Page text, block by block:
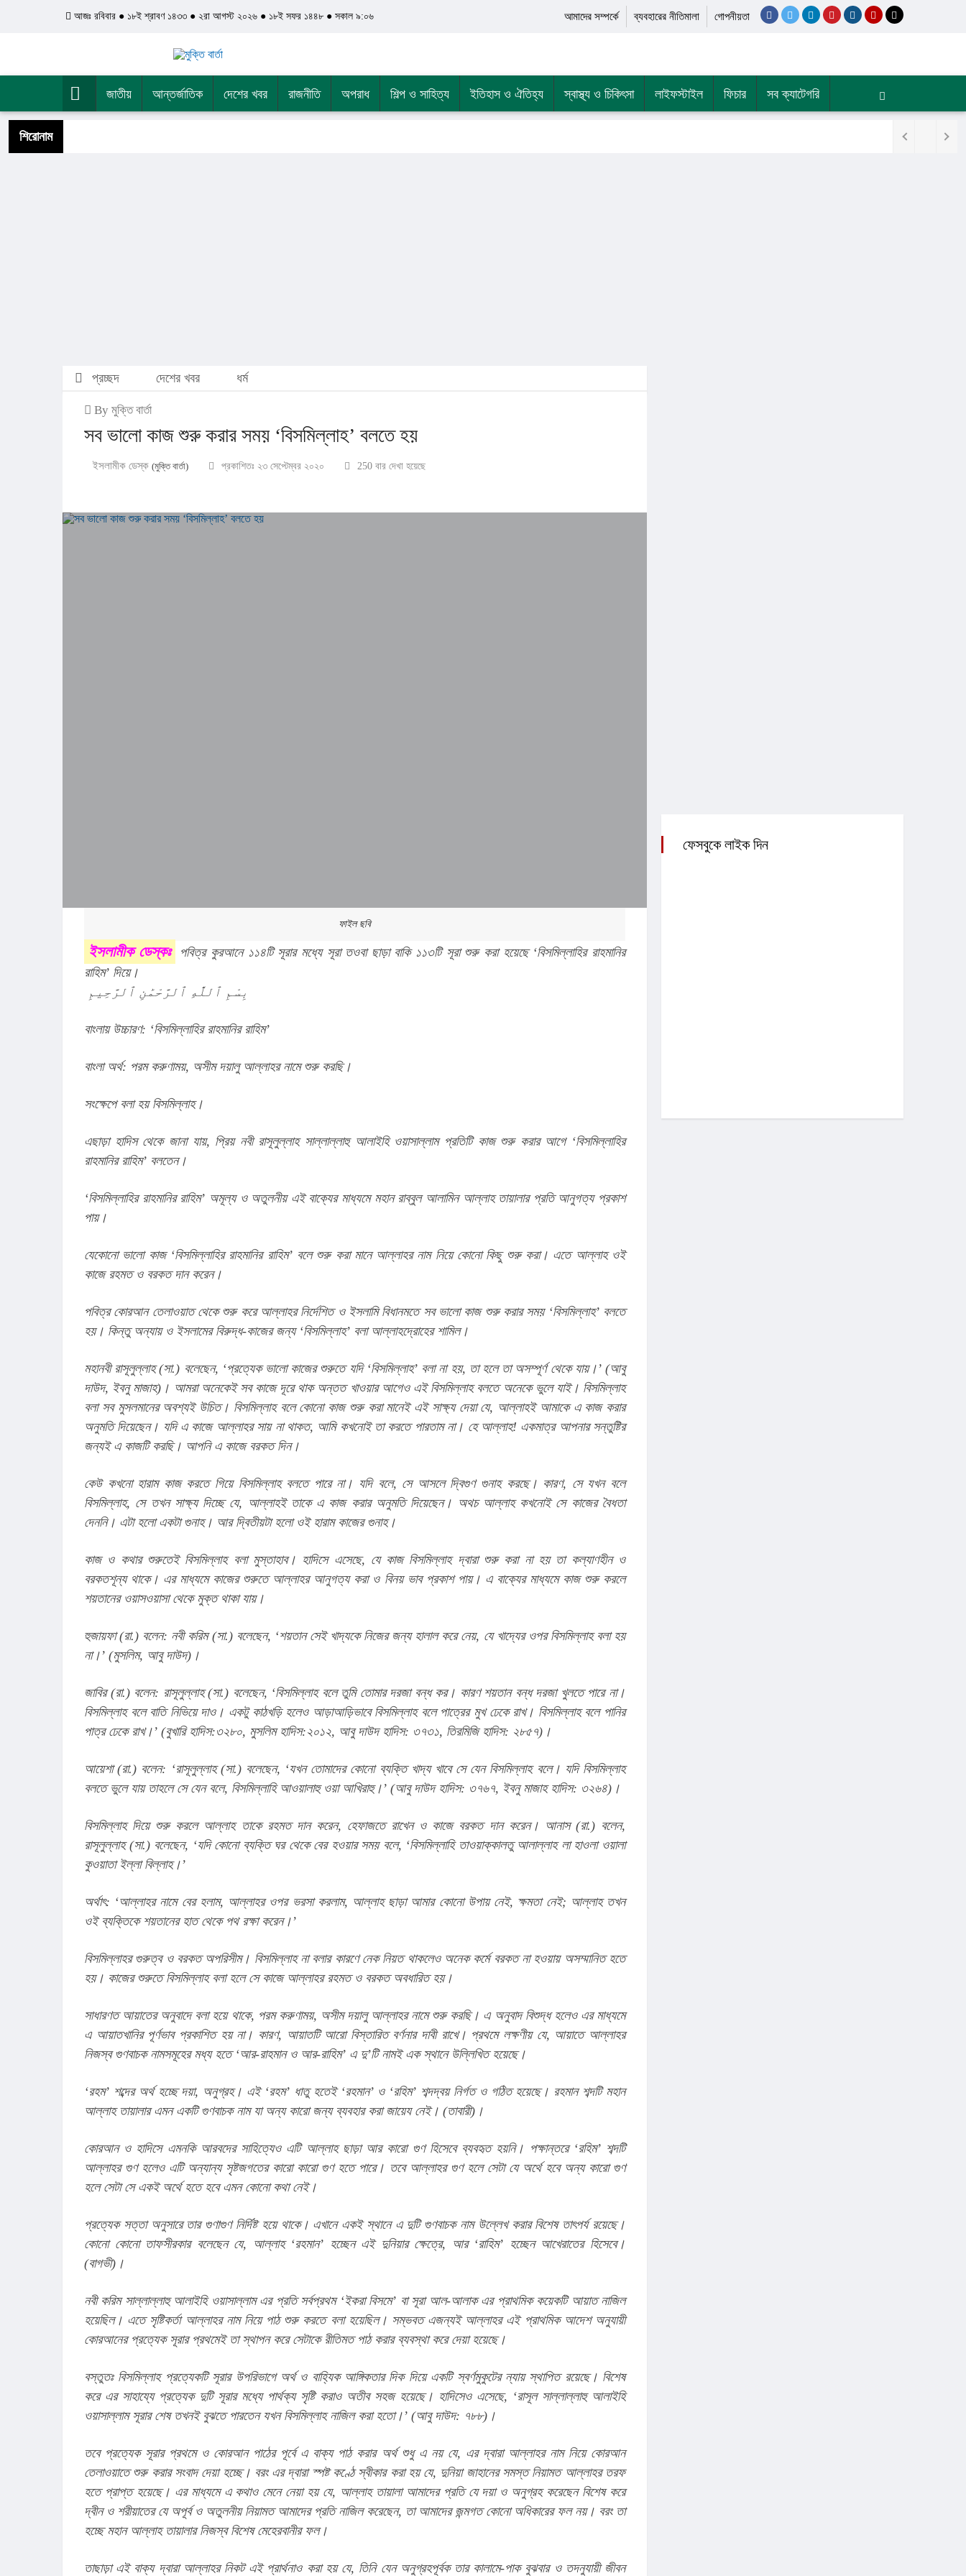
আজঃ রবিবার ● ১৮ই শ্রাবণ ১৪৩৩ ● ২রা আগস্ট ২০২৬ ● ১৮ই সফর ১৪৪৮ ● সকাল ৯:০৬ আমাদের সম্পর্কে ব্যবহারের নীতিমালা গোপনীয়তা
জাতীয় আন্তর্জাতিক দেশের খবর রাজনীতি অপরাধ শিল্প ও সাহিত্য ইতিহাস ও ঐতিহ্য স্বাস্থ্য ও চিকিৎসা লাইফস্টাইল ফিচার সব ক্যাটেগরি
শিরোনাম
প্রচ্ছদ দেশের খবর ধর্ম
By মুক্তি বার্তা
সব ভালো কাজ শুরু করার সময় ‘বিসমিল্লাহ’ বলতে হয়
ইসলামীক ডেস্ক (মুক্তি বার্তা) প্রকাশিতঃ ২৩ সেপ্টেম্বর ২০২০ 250 বার দেখা হয়েছে
ফাইল ছবি
ইসলামীক ডেস্কঃ
পবিত্র কুরআনে ১১৪টি সূরার মধ্যে সূরা তওবা ছাড়া বাকি ১১৩টি সূরা শুরু করা হয়েছে ‘বিসমিল্লাহির রাহমানির
রাহিম’ দিয়ে।
بِسْمِ ٱللَّٰهِ ٱلرَّحْمَٰنِ ٱلرَّحِيمِ
বাংলায় উচ্চারণ: ‘বিসমিল্লাহির রাহমানির রাহিম’
বাংলা অর্থ: পরম করুণাময়, অসীম দয়ালু আল্লাহর নামে শুরু করছি।
সংক্ষেপে বলা হয় বিসমিল্লাহ।
এছাড়া হাদিস থেকে জানা যায়, প্রিয় নবী রাসূলুল্লাহ সাল্লাল্লাহু আলাইহি ওয়াসাল্লাম প্রতিটি কাজ শুরু করার আগে ‘বিসমিল্লাহির
রাহমানির রাহিম’ বলতেন।
‘বিসমিল্লাহির রাহমানির রাহিম’ অমূল্য ও অতুলনীয় এই বাক্যের মাধ্যমে মহান রাব্বুল আলামিন আল্লাহ তায়ালার প্রতি আনুগত্য প্রকাশ
পায়।
যেকোনো ভালো কাজ ‘বিসমিল্লাহির রাহমানির রাহিম’ বলে শুরু করা মানে আল্লাহর নাম নিয়ে কোনো কিছু শুরু করা। এতে আল্লাহ ওই
কাজে রহমত ও বরকত দান করেন।
পবিত্র কোরআন তেলাওয়াত থেকে শুরু করে আল্লাহর নির্দেশিত ও ইসলামি বিধানমতে সব ভালো কাজ শুরু করার সময় ‘বিসমিল্লাহ’ বলতে
হয়। কিন্তু অন্যায় ও ইসলামের বিরুদ্ধ-কাজের জন্য ‘বিসমিল্লাহ’ বলা আল্লাহদ্রোহের শামিল।
মহানবী রাসূলুল্লাহ (সা.) বলেছেন, ‘প্রত্যেক ভালো কাজের শুরুতে যদি ‘বিসমিল্লাহ’ বলা না হয়, তা হলে তা অসম্পূর্ণ থেকে যায়।’ (আবু
দাউদ, ইবনু মাজাহ)। আমরা অনেকেই সব কাজে দূরে থাক অন্তত খাওয়ার আগেও এই বিসমিল্লাহ বলতে অনেকে ভুলে যাই। বিসমিল্লাহ
বলা সব মুসলমানের অবশ্যই উচিত। বিসমিল্লাহ বলে কোনো কাজ শুরু করা মানেই এই সাক্ষ্য দেয়া যে, আল্লাহই আমাকে এ কাজ করার
অনুমতি দিয়েছেন। যদি এ কাজে আল্লাহর সায় না থাকত, আমি কখনোই তা করতে পারতাম না। হে আল্লাহ! একমাত্র আপনার সন্তুষ্টির
জন্যই এ কাজটি করছি। আপনি এ কাজে বরকত দিন।
কেউ কখনো হারাম কাজ করতে গিয়ে বিসমিল্লাহ বলতে পারে না। যদি বলে, সে আসলে দ্বিগুণ গুনাহ করছে। কারণ, সে যখন বলে
বিসমিল্লাহ, সে তখন সাক্ষ্য দিচ্ছে যে, আল্লাহই তাকে এ কাজ করার অনুমতি দিয়েছেন। অথচ আল্লাহ কখনোই সে কাজের বৈধতা
দেননি। এটা হলো একটা গুনাহ। আর দ্বিতীয়টা হলো ওই হারাম কাজের গুনাহ।
কাজ ও কথার শুরুতেই বিসমিল্লাহ বলা মুস্তাহাব। হাদিসে এসেছে, যে কাজ বিসমিল্লাহ দ্বারা শুরু করা না হয় তা কল্যাণহীন ও
বরকতশূন্য থাকে। এর মাধ্যমে কাজের শুরুতে আল্লাহর আনুগত্য করা ও বিনয় ভাব প্রকাশ পায়। এ বাক্যের মাধ্যমে কাজ শুরু করলে
শয়তানের ওয়াসওয়াসা থেকে মুক্ত থাকা যায়।
হুজায়ফা (রা.) বলেন: নবী করিম (সা.) বলেছেন, ‘শয়তান সেই খাদ্যকে নিজের জন্য হালাল করে নেয়, যে খাদ্যের ওপর বিসমিল্লাহ বলা হয়
না।’ (মুসলিম, আবু দাউদ)।
জাবির (রা.) বলেন: রাসূলুল্লাহ (সা.) বলেছেন, ‘বিসমিল্লাহ বলে তুমি তোমার দরজা বন্ধ কর। কারণ শয়তান বন্ধ দরজা খুলতে পারে না।
বিসমিল্লাহ বলে বাতি নিভিয়ে দাও। একটু কাঠখড়ি হলেও আড়াআড়িভাবে বিসমিল্লাহ বলে পাত্রের মুখ ঢেকে রাখ। বিসমিল্লাহ বলে পানির
পাত্র ঢেকে রাখ।’ (বুখারি হাদিস:৩২৮০, মুসলিম হাদিস:২০১২, আবু দাউদ হাদিস: ৩৭৩১, তিরমিজি হাদিস: ২৮৫৭)।
আয়েশা (রা.) বলেন: ‘রাসূলুল্লাহ (সা.) বলেছেন, ‘যখন তোমাদের কোনো ব্যক্তি খাদ্য খাবে সে যেন বিসমিল্লাহ বলে। যদি বিসমিল্লাহ
বলতে ভুলে যায় তাহলে সে যেন বলে, বিসমিল্লাহি আওয়ালাহু ওয়া আখিরাহু।’ (আবু দাউদ হাদিস: ৩৭৬৭, ইবনু মাজাহ হাদিস: ৩২৬৪)।
বিসমিল্লাহ দিয়ে শুরু করলে আল্লাহ তাকে রহমত দান করেন, হেফাজতে রাখেন ও কাজে বরকত দান করেন। আনাস (রা.) বলেন,
রাসূলুল্লাহ (সা.) বলেছেন, ‘যদি কোনো ব্যক্তি ঘর থেকে বের হওয়ার সময় বলে, ‘বিসমিল্লাহি তাওয়াক্কালতু আলাল্লাহ লা হাওলা ওয়ালা
কুওয়াতা ইল্লা বিল্লাহ।’
অর্থাৎ: ‘আল্লাহর নামে বের হলাম, আল্লাহর ওপর ভরসা করলাম, আল্লাহ ছাড়া আমার কোনো উপায় নেই, ক্ষমতা নেই; আল্লাহ তখন
ওই ব্যক্তিকে শয়তানের হাত থেকে পথ রক্ষা করেন।’
বিসমিল্লাহর গুরুত্ব ও বরকত অপরিসীম। বিসমিল্লাহ না বলার কারণে নেক নিয়ত থাকলেও অনেক কর্মে বরকত না হওয়ায় অসম্মানিত হতে
হয়। কাজের শুরুতে বিসমিল্লাহ বলা হলে সে কাজে আল্লাহর রহমত ও বরকত অবধারিত হয়।
সাধারণত আয়াতের অনুবাদে বলা হয়ে থাকে, পরম করুণাময়, অসীম দয়ালু আল্লাহর নামে শুরু করছি। এ অনুবাদ বিশুদ্ধ হলেও এর মাধ্যমে
এ আয়াতখানির পূর্ণভাব প্রকাশিত হয় না। কারণ, আয়াতটি আরো বিস্তারিত বর্ণনার দাবী রাখে। প্রথমে লক্ষণীয় যে, আয়াতে আল্লাহর
নিজস্ব গুণবাচক নামসমূহের মধ্য হতে ‘আর-রাহমান ও আর-রাহিম’ এ দু’টি নামই এক স্থানে উল্লিখিত হয়েছে।
‘রহম’ শব্দের অর্থ হচ্ছে দয়া, অনুগ্রহ। এই ‘রহম’ ধাতু হতেই ‘রহমান’ ও ‘রহিম’ শব্দদ্বয় নির্গত ও গঠিত হয়েছে। রহমান শব্দটি মহান
আল্লাহ তায়ালার এমন একটি গুণবাচক নাম যা অন্য কারো জন্য ব্যবহার করা জায়েয নেই। (তাবারী)।
কোরআন ও হাদিসে এমনকি আরবদের সাহিত্যেও এটি আল্লাহ ছাড়া আর কারো গুণ হিসেবে ব্যবহৃত হয়নি। পক্ষান্তরে ‘রহিম’ শব্দটি
আল্লাহর গুণ হলেও এটি অন্যান্য সৃষ্টজগতের কারো কারো গুণ হতে পারে। তবে আল্লাহর গুণ হলে সেটা যে অর্থে হবে অন্য কারো গুণ
হলে সেটা সে একই অর্থে হতে হবে এমন কোনো কথা নেই।
প্রত্যেক সত্তা অনুসারে তার গুণাগুণ নির্দিষ্ট হয়ে থাকে। এখানে একই স্থানে এ দুটি গুণবাচক নাম উল্লেখ করার বিশেষ তাৎপর্য রয়েছে।
কোনো কোনো তাফসীরকার বলেছেন যে, আল্লাহ ‘রহমান’ হচ্ছেন এই দুনিয়ার ক্ষেত্রে, আর ‘রাহিম’ হচ্ছেন আখেরাতের হিসেবে।
(বাগভী)।
নবী করিম সাল্লাল্লাহু আলাইহি ওয়াসাল্লাম এর প্রতি সর্বপ্রথম ‘ইকরা বিসমে’ বা সূরা আল-আলাক এর প্রাথমিক কয়েকটি আয়াত নাজিল
হয়েছিল। এতে সৃষ্টিকর্তা আল্লাহর নাম নিয়ে পাঠ শুরু করতে বলা হয়েছিল। সম্ভবত এজন্যই আল্লাহর এই প্রাথমিক আদেশ অনুযায়ী
কোরআনের প্রত্যেক সূরার প্রথমেই তা স্থাপন করে সেটাকে রীতিমত পাঠ করার ব্যবস্থা করে দেয়া হয়েছে।
বস্তুতঃ বিসমিল্লাহ প্রত্যেকটি সূরার উপরিভাগে অর্থ ও বাহ্যিক আঙ্গিকতার দিক দিয়ে একটি স্বর্ণমুকুটের ন্যায় স্থাপিত রয়েছে। বিশেষ
করে এর সাহায্যে প্রত্যেক দুটি সূরার মধ্যে পার্থক্য সৃষ্টি করাও অতীব সহজ হয়েছে। হাদিসেও এসেছে, ‘রাসূল সাল্লাল্লাহু আলাইহি
ওয়াসাল্লাম সূরার শেষ তখনই বুঝতে পারতেন যখন বিসমিল্লাহ নাজিল করা হতো।’ (আবু দাউদ: ৭৮৮)।
তবে প্রত্যেক সূরার প্রথমে ও কোরআন পাঠের পূর্বে এ বাক্য পাঠ করার অর্থ শুধু এ নয় যে, এর দ্বারা আল্লাহর নাম নিয়ে কোরআন
তেলাওয়াতে শুরু করার সংবাদ দেয়া হচ্ছে। বরং এর দ্বারা স্পষ্ট কণ্ঠে স্বীকার করা হয় যে, দুনিয়া জাহানের সমস্ত নিয়ামত আল্লাহর তরফ
হতে প্রাপ্ত হয়েছে। এর মাধ্যমে এ কথাও মেনে নেয়া হয় যে, আল্লাহ তায়ালা আমাদের প্রতি যে দয়া ও অনুগ্রহ করেছেন বিশেষ করে
দ্বীন ও শরীয়াতের যে অপূর্ব ও অতুলনীয় নিয়ামত আমাদের প্রতি নাজিল করেছেন, তা আমাদের জন্মগত কোনো অধিকারের ফল নয়। বরং তা
হচ্ছে মহান আল্লাহ তায়ালার নিজস্ব বিশেষ মেহেরবানীর ফল।
তাছাড়া এই বাক্য দ্বারা আল্লাহর নিকট এই প্রার্থনাও করা হয় যে, তিনি যেন অনুগ্রহপূর্বক তার কালামে-পাক বুঝবার ও তদনুযায়ী জীবন
ফেসবুকে লাইক দিন